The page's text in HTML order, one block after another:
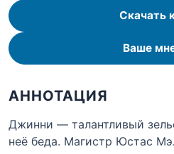
Скачать
Ваше
АННОТАЦИЯ
Джинни — талантливый
неё беда. Магистр Юстас